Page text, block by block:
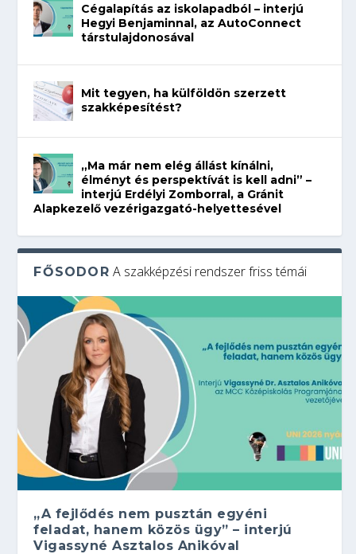
Cégalapítás az iskolapadból – interjú
Hegyi Benjaminnal, az AutoConnect
társtulajdonosával
Mit tegyen, ha külföldön szerzett
szakképesítést?
„Ma már nem elég állást kínálni,
élményt és perspektívát is kell adni” –
interjú Erdélyi Zomborral, a Gránit
Alapkezelő vezérigazgató-helyettesével
FŐSODOR A szakképzési rendszer friss témái
„A fejlődés nem pusztán egyéni
feladat, hanem közös ügy” – interjú
Vigassyné Asztalos Anikóval